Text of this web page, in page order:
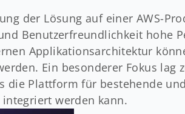
der Lösung auf einer AWS-
Benutzerfreundlichkeit hohe
Applikationsarchitektur
Ein besonderer Fokus lag
die Plattform für bestehende
werden kann.